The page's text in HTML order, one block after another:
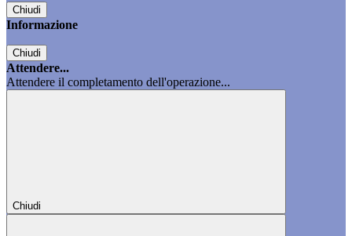
Chiudi
Informazione
Chiudi
Attendere...
Attendere il completamento dell'operazione...
Chiudi